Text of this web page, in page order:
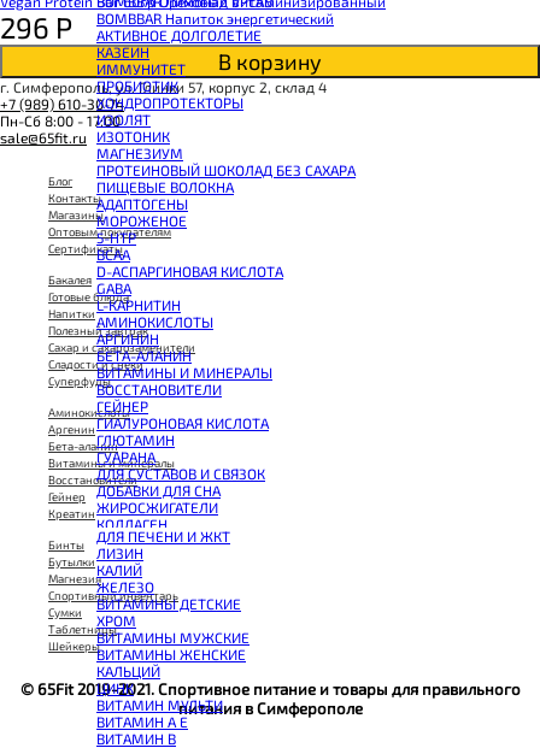
BOMBBAR Напиток энергетический
АКТИВНОЕ ДОЛГОЛЕТИЕ
КАЗЕИН
ИММУНИТЕТ
ПРОБИОТИК
ХОНДРОПРОТЕКТОРЫ
ИЗОЛЯТ
ИЗОТОНИК
МАГНЕЗИУМ
ПРОТЕИНОВЫЙ ШОКОЛАД БЕЗ САХАРА
ПИЩЕВЫЕ ВОЛОКНА
АДАПТОГЕНЫ
МОРОЖЕНОЕ
5-HTP
BCAA
D-АСПАРГИНОВАЯ КИСЛОТА
GABA
L-КАРНИТИН
АМИНОКИСЛОТЫ
АРГИНИН
БЕТА-АЛАНИН
ВИТАМИНЫ И МИНЕРАЛЫ
ВОССТАНОВИТЕЛИ
ГЕЙНЕР
ГИАЛУРОНОВАЯ КИСЛОТА
ГЛЮТАМИН
ГУАРАНА
ДЛЯ СУСТАВОВ И СВЯЗОК
ДОБАВКИ ДЛЯ СНА
ЖИРОСЖИГАТЕЛИ
КОЛЛАГЕН
КОЭНЗИМ Q10
КРЕАТИН
ПОЛЕЗНЫЕ ЖИРЫ
ПРОТЕИН
ПРОТЕИНОВОЕ ПЕЧЕНЬЕ
ПРОТЕИНОВЫЕ БАТОНЧИКИ
ПРОТЕИНОВЫЕ КАШИ
ТЕСТОБУСТЕРЫ
ЦИТРУЛЛИН МАЛАТ
ПРЕДТРЕНИРОВОЧНЫЕ КОМПЛЕКСЫ
ЭНЕРГЕТИКИ И ЖИРОСЖИГАТЕЛИ#
ДЛЯ ПЕЧЕНИ И ЖКТ
ЛИЗИН
КАЛИЙ
ЖЕЛЕЗО
ВИТАМИНЫ ДЕТСКИЕ
ХРОМ
ВИТАМИНЫ МУЖСКИЕ
ВИТАМИНЫ ЖЕНСКИЕ
КАЛЬЦИЙ
ЦИНК
ВИТАМИН МУЛЬТИ
ВИТАМИН A E
ВИТАМИН B
296 Р
В корзину
г. Симферополь, ул. Глинки 57, корпус 2, склад 4
+7 (989) 610-30-74
Пн-Сб 8:00 - 17:00
sale@65fit.ru
Блог
Контакты
Магазины
Оптовым покупателям
Сертификаты
Бакалея
Готовые блюда
Напитки
Полезный завтрак
Сахар и сахарозаменители
Сладости и снеки
Суперфуды
Аминокислоты
Аргенин
Бета-аланин
Витамины и минералы
Восстановители
Гейнер
Креатин
Бинты
Бутылки
Магнезия
Спортивный инвентарь
Сумки
Таблетницы
Шейкеры
© 65Fit 2019-2021. Спортивное питание и товары для правильного
питания в Симферополе